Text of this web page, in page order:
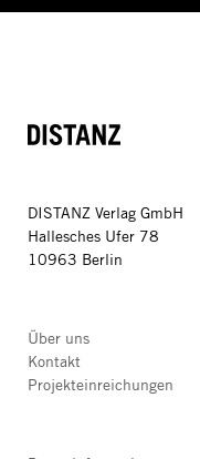
DISTANZ
DISTANZ Verlag GmbH
Hallesches Ufer 78
10963 Berlin
Über uns
Kontakt
Projekteinreichungen